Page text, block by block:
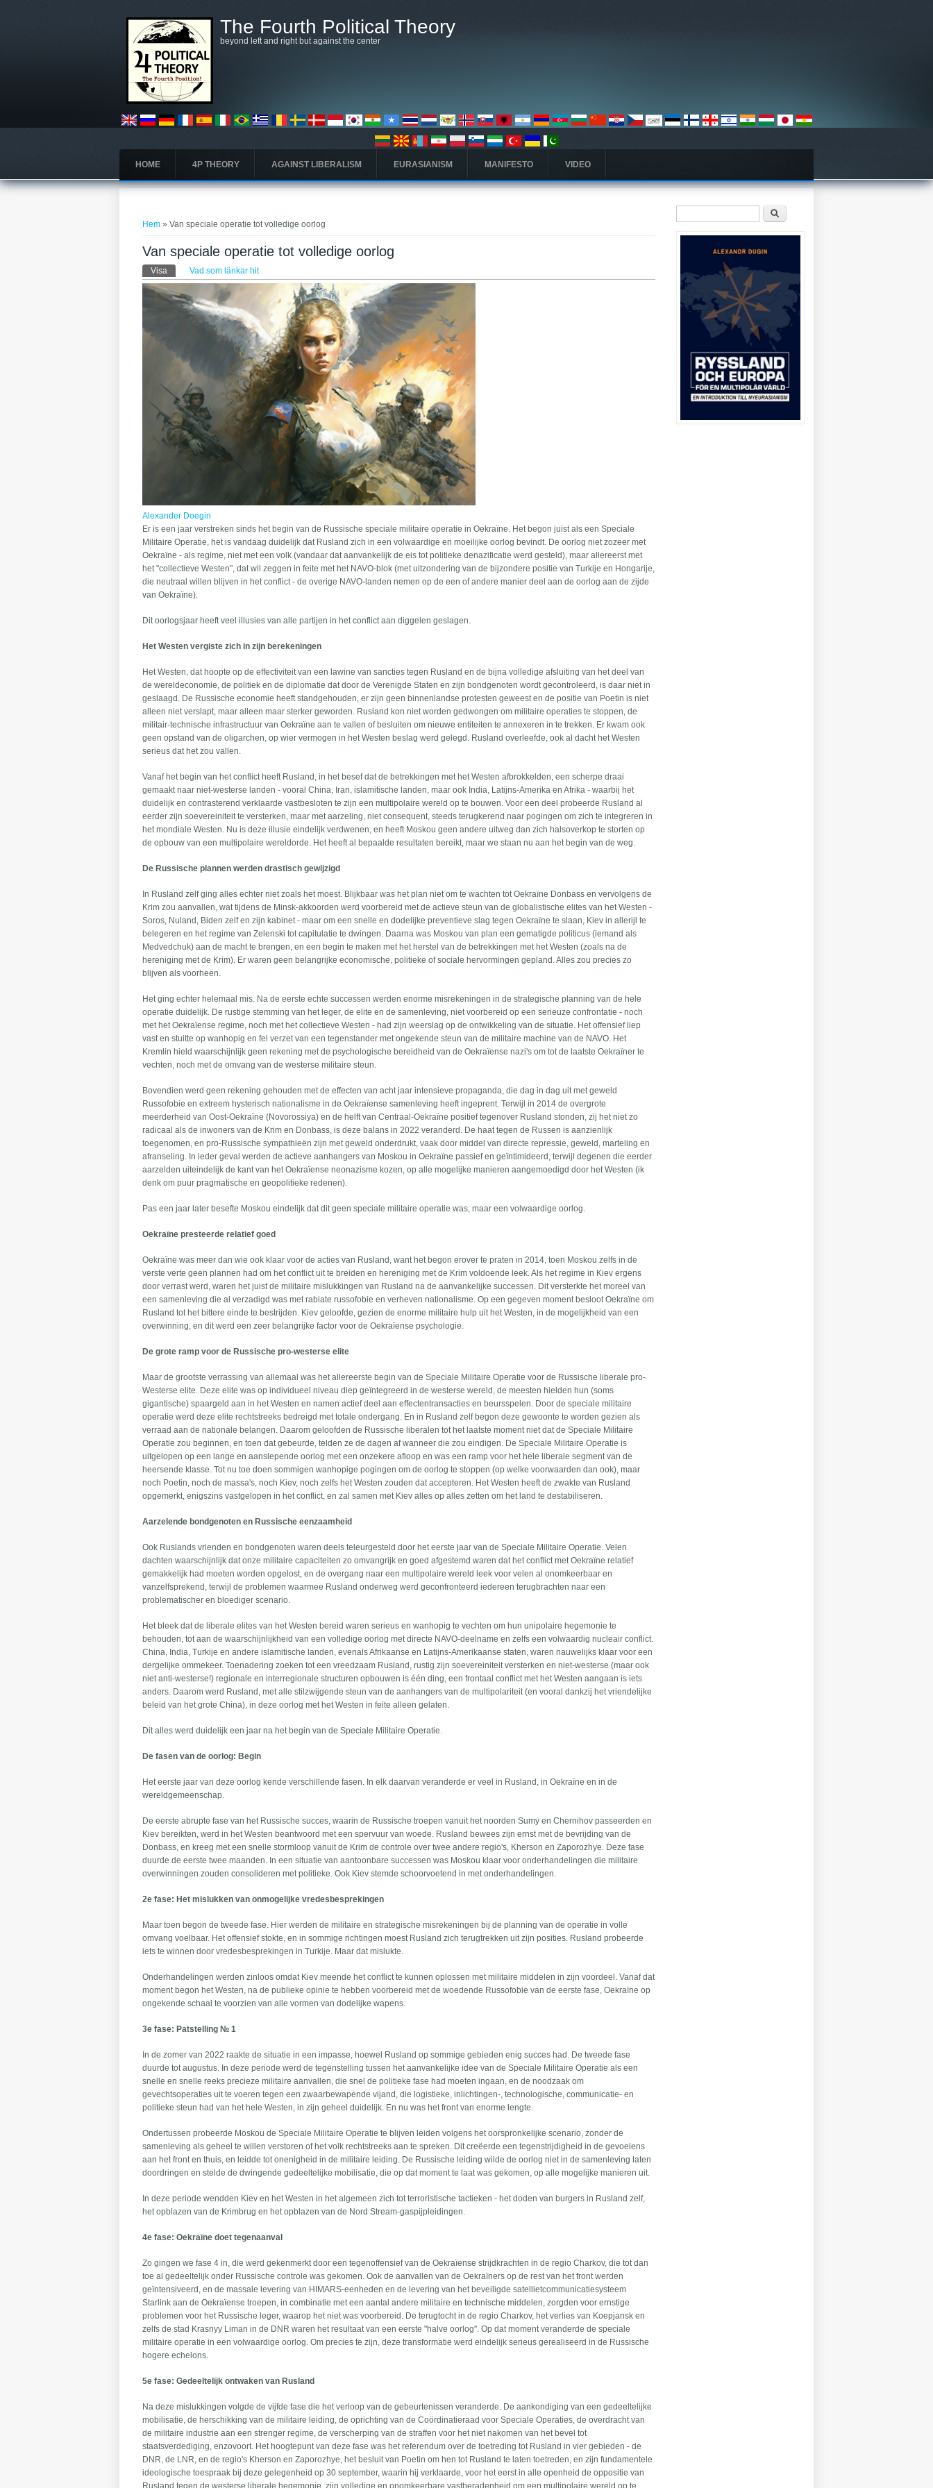
The Fourth Political Theory
beyond left and right but against the center
HOME 4P THEORY AGAINST LIBERALISM EURASIANISM MANIFESTO VIDEO
Hem » Van speciale operatie tot volledige oorlog
Van speciale operatie tot volledige oorlog
Primära flikar
Visa (aktiv flik)Vad som länkar hit
Alexander Doegin
Er is een jaar verstreken sinds het begin van de Russische speciale militaire operatie in Oekraïne. Het begon juist als een Speciale
Militaire Operatie, het is vandaag duidelijk dat Rusland zich in een volwaardige en moeilijke oorlog bevindt. De oorlog niet zozeer met
Oekraïne - als regime, niet met een volk (vandaar dat aanvankelijk de eis tot politieke denazificatie werd gesteld), maar allereerst met
het "collectieve Westen", dat wil zeggen in feite met het NAVO-blok (met uitzondering van de bijzondere positie van Turkije en Hongarije,
die neutraal willen blijven in het conflict - de overige NAVO-landen nemen op de een of andere manier deel aan de oorlog aan de zijde
van Oekraïne).
Dit oorlogsjaar heeft veel illusies van alle partijen in het conflict aan diggelen geslagen.
Het Westen vergiste zich in zijn berekeningen
Het Westen, dat hoopte op de effectiviteit van een lawine van sancties tegen Rusland en de bijna volledige afsluiting van het deel van
de wereldeconomie, de politiek en de diplomatie dat door de Verenigde Staten en zijn bondgenoten wordt gecontroleerd, is daar niet in
geslaagd. De Russische economie heeft standgehouden, er zijn geen binnenlandse protesten geweest en de positie van Poetin is niet
alleen niet verslapt, maar alleen maar sterker geworden. Rusland kon niet worden gedwongen om militaire operaties te stoppen, de
militair-technische infrastructuur van Oekraïne aan te vallen of besluiten om nieuwe entiteiten te annexeren in te trekken. Er kwam ook
geen opstand van de oligarchen, op wier vermogen in het Westen beslag werd gelegd. Rusland overleefde, ook al dacht het Westen
serieus dat het zou vallen.
Vanaf het begin van het conflict heeft Rusland, in het besef dat de betrekkingen met het Westen afbrokkelden, een scherpe draai
gemaakt naar niet-westerse landen - vooral China, Iran, islamitische landen, maar ook India, Latijns-Amerika en Afrika - waarbij het
duidelijk en contrasterend verklaarde vastbesloten te zijn een multipolaire wereld op te bouwen. Voor een deel probeerde Rusland al
eerder zijn soevereiniteit te versterken, maar met aarzeling, niet consequent, steeds terugkerend naar pogingen om zich te integreren in
het mondiale Westen. Nu is deze illusie eindelijk verdwenen, en heeft Moskou geen andere uitweg dan zich halsoverkop te storten op
de opbouw van een multipolaire wereldorde. Het heeft al bepaalde resultaten bereikt, maar we staan nu aan het begin van de weg.
De Russische plannen werden drastisch gewijzigd
In Rusland zelf ging alles echter niet zoals het moest. Blijkbaar was het plan niet om te wachten tot Oekraïne Donbass en vervolgens de
Krim zou aanvallen, wat tijdens de Minsk-akkoorden werd voorbereid met de actieve steun van de globalistische elites van het Westen -
Soros, Nuland, Biden zelf en zijn kabinet - maar om een snelle en dodelijke preventieve slag tegen Oekraïne te slaan, Kiev in allerijl te
belegeren en het regime van Zelenski tot capitulatie te dwingen. Daarna was Moskou van plan een gematigde politicus (iemand als
Medvedchuk) aan de macht te brengen, en een begin te maken met het herstel van de betrekkingen met het Westen (zoals na de
hereniging met de Krim). Er waren geen belangrijke economische, politieke of sociale hervormingen gepland. Alles zou precies zo
blijven als voorheen.
Het ging echter helemaal mis. Na de eerste echte successen werden enorme misrekeningen in de strategische planning van de hele
operatie duidelijk. De rustige stemming van het leger, de elite en de samenleving, niet voorbereid op een serieuze confrontatie - noch
met het Oekraïense regime, noch met het collectieve Westen - had zijn weerslag op de ontwikkeling van de situatie. Het offensief liep
vast en stuitte op wanhopig en fel verzet van een tegenstander met ongekende steun van de militaire machine van de NAVO. Het
Kremlin hield waarschijnlijk geen rekening met de psychologische bereidheid van de Oekraïense nazi's om tot de laatste Oekraïner te
vechten, noch met de omvang van de westerse militaire steun.
Bovendien werd geen rekening gehouden met de effecten van acht jaar intensieve propaganda, die dag in dag uit met geweld
Russofobie en extreem hysterisch nationalisme in de Oekraïense samenleving heeft ingeprent. Terwijl in 2014 de overgrote
meerderheid van Oost-Oekraïne (Novorossiya) en de helft van Centraal-Oekraïne positief tegenover Rusland stonden, zij het niet zo
radicaal als de inwoners van de Krim en Donbass, is deze balans in 2022 veranderd. De haat tegen de Russen is aanzienlijk
toegenomen, en pro-Russische sympathieën zijn met geweld onderdrukt, vaak door middel van directe repressie, geweld, marteling en
afranseling. In ieder geval werden de actieve aanhangers van Moskou in Oekraïne passief en geïntimideerd, terwijl degenen die eerder
aarzelden uiteindelijk de kant van het Oekraïense neonazisme kozen, op alle mogelijke manieren aangemoedigd door het Westen (ik
denk om puur pragmatische en geopolitieke redenen).
Pas een jaar later besefte Moskou eindelijk dat dit geen speciale militaire operatie was, maar een volwaardige oorlog.
Oekraïne presteerde relatief goed
Oekraïne was meer dan wie ook klaar voor de acties van Rusland, want het begon erover te praten in 2014, toen Moskou zelfs in de
verste verte geen plannen had om het conflict uit te breiden en hereniging met de Krim voldoende leek. Als het regime in Kiev ergens
door verrast werd, waren het juist de militaire mislukkingen van Rusland na de aanvankelijke successen. Dit versterkte het moreel van
een samenleving die al verzadigd was met rabiate russofobie en verheven nationalisme. Op een gegeven moment besloot Oekraïne om
Rusland tot het bittere einde te bestrijden. Kiev geloofde, gezien de enorme militaire hulp uit het Westen, in de mogelijkheid van een
overwinning, en dit werd een zeer belangrijke factor voor de Oekraïense psychologie.
De grote ramp voor de Russische pro-westerse elite
Maar de grootste verrassing van allemaal was het allereerste begin van de Speciale Militaire Operatie voor de Russische liberale pro-
Westerse elite. Deze elite was op individueel niveau diep geïntegreerd in de westerse wereld, de meesten hielden hun (soms
gigantische) spaargeld aan in het Westen en namen actief deel aan effectentransacties en beursspelen. Door de speciale militaire
operatie werd deze elite rechtstreeks bedreigd met totale ondergang. En in Rusland zelf begon deze gewoonte te worden gezien als
verraad aan de nationale belangen. Daarom geloofden de Russische liberalen tot het laatste moment niet dat de Speciale Militaire
Operatie zou beginnen, en toen dat gebeurde, telden ze de dagen af wanneer die zou eindigen. De Speciale Militaire Operatie is
uitgelopen op een lange en aanslepende oorlog met een onzekere afloop en was een ramp voor het hele liberale segment van de
heersende klasse. Tot nu toe doen sommigen wanhopige pogingen om de oorlog te stoppen (op welke voorwaarden dan ook), maar
noch Poetin, noch de massa's, noch Kiev, noch zelfs het Westen zouden dat accepteren. Het Westen heeft de zwakte van Rusland
opgemerkt, enigszins vastgelopen in het conflict, en zal samen met Kiev alles op alles zetten om het land te destabiliseren.
Aarzelende bondgenoten en Russische eenzaamheid
Ook Ruslands vrienden en bondgenoten waren deels teleurgesteld door het eerste jaar van de Speciale Militaire Operatie. Velen
dachten waarschijnlijk dat onze militaire capaciteiten zo omvangrijk en goed afgestemd waren dat het conflict met Oekraïne relatief
gemakkelijk had moeten worden opgelost, en de overgang naar een multipolaire wereld leek voor velen al onomkeerbaar en
vanzelfsprekend, terwijl de problemen waarmee Rusland onderweg werd geconfronteerd iedereen terugbrachten naar een
problematischer en bloediger scenario.
Het bleek dat de liberale elites van het Westen bereid waren serieus en wanhopig te vechten om hun unipolaire hegemonie te
behouden, tot aan de waarschijnlijkheid van een volledige oorlog met directe NAVO-deelname en zelfs een volwaardig nucleair conflict.
China, India, Turkije en andere islamitische landen, evenals Afrikaanse en Latijns-Amerikaanse staten, waren nauwelijks klaar voor een
dergelijke ommekeer. Toenadering zoeken tot een vreedzaam Rusland, rustig zijn soevereiniteit versterken en niet-westerse (maar ook
niet anti-westerse!) regionale en interregionale structuren opbouwen is één ding, een frontaal conflict met het Westen aangaan is iets
anders. Daarom werd Rusland, met alle stilzwijgende steun van de aanhangers van de multipolariteit (en vooral dankzij het vriendelijke
beleid van het grote China), in deze oorlog met het Westen in feite alleen gelaten.
Dit alles werd duidelijk een jaar na het begin van de Speciale Militaire Operatie.
De fasen van de oorlog: Begin
Het eerste jaar van deze oorlog kende verschillende fasen. In elk daarvan veranderde er veel in Rusland, in Oekraïne en in de
wereldgemeenschap.
De eerste abrupte fase van het Russische succes, waarin de Russische troepen vanuit het noorden Sumy en Chernihov passeerden en
Kiev bereikten, werd in het Westen beantwoord met een spervuur van woede. Rusland bewees zijn ernst met de bevrijding van de
Donbass, en kreeg met een snelle stormloop vanuit de Krim de controle over twee andere regio's, Kherson en Zaporozhye. Deze fase
duurde de eerste twee maanden. In een situatie van aantoonbare successen was Moskou klaar voor onderhandelingen die militaire
overwinningen zouden consolideren met politieke. Ook Kiev stemde schoorvoetend in met onderhandelingen.
2e fase: Het mislukken van onmogelijke vredesbesprekingen
Maar toen begon de tweede fase. Hier werden de militaire en strategische misrekeningen bij de planning van de operatie in volle
omvang voelbaar. Het offensief stokte, en in sommige richtingen moest Rusland zich terugtrekken uit zijn posities. Rusland probeerde
iets te winnen door vredesbesprekingen in Turkije. Maar dat mislukte.
Onderhandelingen werden zinloos omdat Kiev meende het conflict te kunnen oplossen met militaire middelen in zijn voordeel. Vanaf dat
moment begon het Westen, na de publieke opinie te hebben voorbereid met de woedende Russofobie van de eerste fase, Oekraïne op
ongekende schaal te voorzien van alle vormen van dodelijke wapens.
3e fase: Patstelling № 1
In de zomer van 2022 raakte de situatie in een impasse, hoewel Rusland op sommige gebieden enig succes had. De tweede fase
duurde tot augustus. In deze periode werd de tegenstelling tussen het aanvankelijke idee van de Speciale Militaire Operatie als een
snelle en snelle reeks precieze militaire aanvallen, die snel de politieke fase had moeten ingaan, en de noodzaak om
gevechtsoperaties uit te voeren tegen een zwaarbewapende vijand, die logistieke, inlichtingen-, technologische, communicatie- en
politieke steun had van het hele Westen, in zijn geheel duidelijk. En nu was het front van enorme lengte.
Ondertussen probeerde Moskou de Speciale Militaire Operatie te blijven leiden volgens het oorspronkelijke scenario, zonder de
samenleving als geheel te willen verstoren of het volk rechtstreeks aan te spreken. Dit creëerde een tegenstrijdigheid in de gevoelens
aan het front en thuis, en leidde tot onenigheid in de militaire leiding. De Russische leiding wilde de oorlog niet in de samenleving laten
doordringen en stelde de dwingende gedeeltelijke mobilisatie, die op dat moment te laat was gekomen, op alle mogelijke manieren uit.
In deze periode wendden Kiev en het Westen in het algemeen zich tot terroristische tactieken - het doden van burgers in Rusland zelf,
het opblazen van de Krimbrug en het opblazen van de Nord Stream-gaspijpleidingen.
4e fase: Oekraïne doet tegenaanval
Zo gingen we fase 4 in, die werd gekenmerkt door een tegenoffensief van de Oekraïense strijdkrachten in de regio Charkov, die tot dan
toe al gedeeltelijk onder Russische controle was gekomen. Ook de aanvallen van de Oekraïners op de rest van het front werden
geïntensiveerd, en de massale levering van HIMARS-eenheden en de levering van het beveiligde satellietcommunicatiesysteem
Starlink aan de Oekraïense troepen, in combinatie met een aantal andere militaire en technische middelen, zorgden voor ernstige
problemen voor het Russische leger, waarop het niet was voorbereid. De terugtocht in de regio Charkov, het verlies van Koepjansk en
zelfs de stad Krasnyy Liman in de DNR waren het resultaat van een eerste "halve oorlog". Op dat moment veranderde de speciale
militaire operatie in een volwaardige oorlog. Om precies te zijn, deze transformatie werd eindelijk serieus gerealiseerd in de Russische
hogere echelons.
5e fase: Gedeeltelijk ontwaken van Rusland
Na deze mislukkingen volgde de vijfde fase die het verloop van de gebeurtenissen veranderde. De aankondiging van een gedeeltelijke
mobilisatie, de herschikking van de militaire leiding, de oprichting van de Coördinatieraad voor Speciale Operaties, de overdracht van
de militaire industrie aan een strenger regime, de verscherping van de straffen voor het niet nakomen van het bevel tot
staatsverdediging, enzovoort. Het hoogtepunt van deze fase was het referendum over de toetreding tot Rusland in vier gebieden - de
DNR, de LNR, en de regio's Kherson en Zaporozhye, het besluit van Poetin om hen tot Rusland te laten toetreden, en zijn fundamentele
ideologische toespraak bij deze gelegenheid op 30 september, waarin hij verklaarde, voor het eerst in alle openheid de oppositie van
Sökformulär